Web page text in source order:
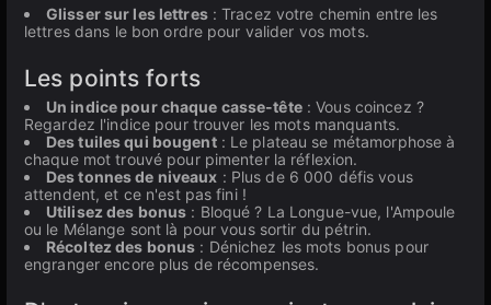
Glisser sur les lettres: Tracez votre chemin entre les
lettres dans le bon ordre pour valider vos mots.
Les points forts
Un indice pour chaque casse-tête: Vous coincez ?
Regardez l'indice pour trouver les mots manquants.
Des tuiles qui bougent: Le plateau se métamorphose à
chaque mot trouvé pour pimenter la réflexion.
Des tonnes de niveaux : Plus de 6 000 défis vous
attendent, et ce n'est pas fini !
Utilisez des bonus : Bloqué ? La Longue-vue, l'Ampoule
ou le Mélange sont là pour vous sortir du pétrin.
Récoltez des bonus : Dénichez les mots bonus pour
engranger encore plus de récompenses.